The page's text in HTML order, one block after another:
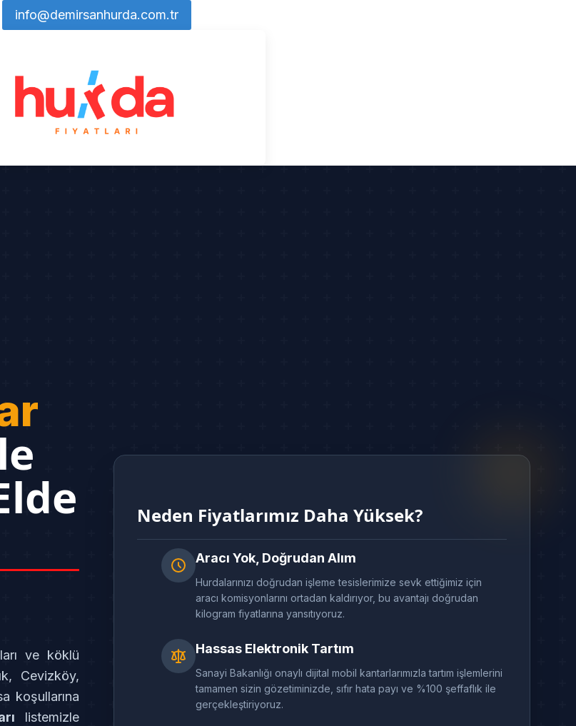
info@demirsanhurda.com.tr
ve köklü
Cevizköy,
koşullarına
listemizle
Neden Fiyatlarımız Daha Yüksek?
Aracı Yok, Doğrudan Alım
Hurdalarınızı doğrudan işleme tesislerimize sevk ettiğimiz için
aracı komisyonlarını ortadan kaldırıyor, bu avantajı doğrudan
kilogram fiyatlarına yansıtıyoruz.
Hassas Elektronik Tartım
Sanayi Bakanlığı onaylı dijital mobil kantarlarımızla tartım işlemlerini
tamamen sizin gözetiminizde, sıfır hata payı ve %100 şeffaflık ile
gerçekleştiriyoruz.